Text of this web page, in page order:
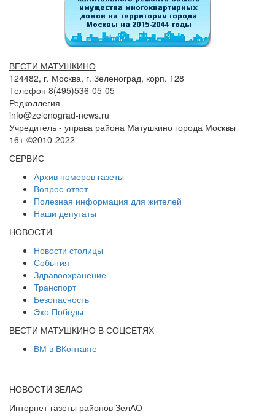
ВЕСТИ МАТУШКИНО
124482, г. Москва, г. Зеленоград, корп. 128
Телефон 8(495)536-05-05
Редколлегия
info@zelenograd-news.ru
Учредитель - управа района Матушкино города Москвы
16+ ©2010-2022
СЕРВИС
Архив номеров газеты
Вопрос-ответ
Полезная информация для жителей
Наши депутаты
НОВОСТИ
Новости столицы
События
Здравоохранение
Транспорт
Безопасность
Эхо Победы
ВЕСТИ МАТУШКИНО В СОЦСЕТЯХ
ВМ в ВКонтакте
НОВОСТИ ЗЕЛАО
Интернет-газеты районов ЗелАО